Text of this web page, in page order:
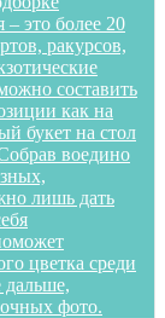
– это более 20
ракурсов,
составить
как на
букет на стол
воедино
лишь дать
цветка среди
дальше,
фото.